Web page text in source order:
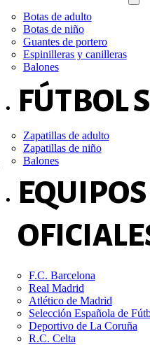
Botas de adulto
Botas de niño
Guantes de portero
Espinilleras y canilleras
Balones
FÚTBOL
Zapatillas de adulto
Zapatillas de niño
Balones
EQUIPOS
F.C. Barcelona
Real Madrid
Atlético de Madrid
Selección Española de
Deportivo de La Coruña
R.C. Celta